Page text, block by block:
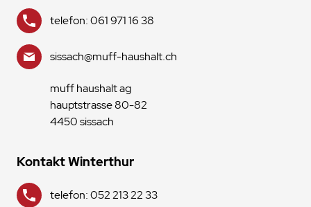
telefon: 061 971 16 38
sissach@muff-haushalt.ch
muff haushalt ag
hauptstrasse 80-82
4450 sissach
Kontakt Winterthur
telefon: 052 213 22 33